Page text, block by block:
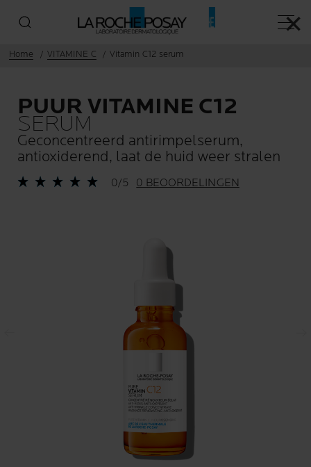
Home VITAMINE C Vitamin C12 serum
PUUR VITAMINE C12
SERUM
Geconcentreerd antirimpelserum,
antioxiderend, laat de huid weer stralen
0/5 0 BEOORDELINGEN
✕